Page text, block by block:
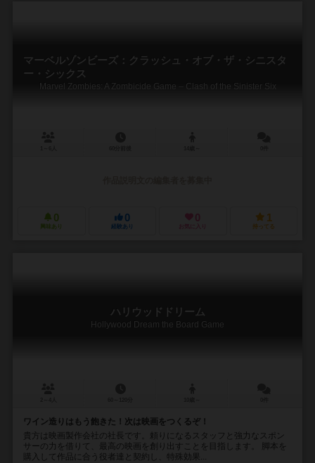
マーベルゾンビーズ：クラッシュ・オブ・ザ・シニスタ
ー・シックス
Marvel Zombies: A Zombicide Game – Clash of the Sinister Six
0
興味あり
0
経験あり
0
お気に入り
1
持ってる
ハリウッドドリーム
Hollywood Dream the Board Game
ワイン造りはもう飽きた！次は映画をつくるぞ！
貴方は映画製作会社の社長です。頼りになるスタッフと強力なスポン
サーの力を借りて、最高の映画を創り出すことを目指します。 脚本を
購入して作品に合う役者達と契約し、特殊効果...